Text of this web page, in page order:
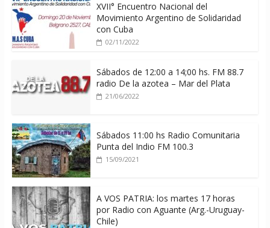
XVII° Encuentro Nacional del
Movimiento Argentino de Solidaridad
con Cuba
02/11/2022
Sábados de 12:00 a 14;00 hs. FM 88.7
radio De la azotea – Mar del Plata
21/06/2022
Sábados 11:00 hs Radio Comunitaria
Punta del Indio FM 100.3
15/09/2021
A VOS PATRIA: los martes 17 horas
por Radio con Aguante (Arg.-Uruguay-
Chile)